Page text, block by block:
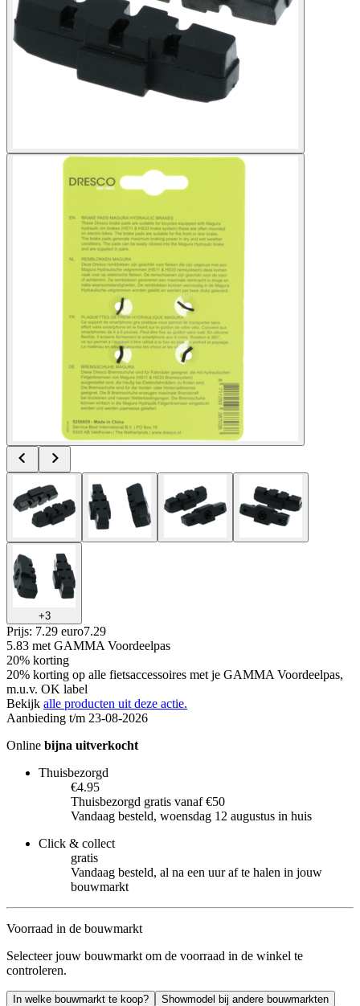
+3
Prijs: 7.29 euro7.29
5.83 met GAMMA Voordeelpas
20% korting
20% korting op alle fietsaccessoires met je GAMMA Voordeelpas,
m.u.v. OK label
Bekijk alle producten uit deze actie.
Aanbieding t/m 23-08-2026
Online bijna uitverkocht
Thuisbezorgd
€4.95
Thuisbezorgd gratis vanaf €50
Vandaag besteld, woensdag 12 augustus in huis
Click & collect
gratis
Vandaag besteld, al na een uur af te halen in jouw
bouwmarkt
Voorraad in de bouwmarkt
Selecteer jouw bouwmarkt om de voorraad in de winkel te
controleren.
In welke bouwmarkt te koop? Showmodel bij andere bouwmarkten